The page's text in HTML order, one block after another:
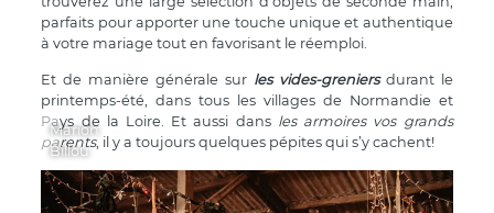
parfaits pour apporter une touche unique et authentique
à votre mariage tout en favorisant le réemploi.
Et de manière générale sur les vides-greniersdurant le
printemps-été, dans tous les villages de Normandie et
Pays de la Loire. Et aussi dans les armoires vos grands
parents, il y a toujours quelques pépites qui s’y cachent!
Marion
Billou